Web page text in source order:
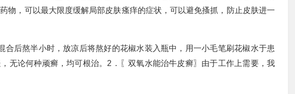
物，可以最大限度缓解局部皮肤瘙痒的症状，可以避免搔抓，防止皮肤进一
合后熬半小时，放凉后将熬好的花椒水装入瓶中，用一小毛笔刷花椒水于患
无论何种顽癣，均可根治。2．〖双氧水能治牛皮癣〗由于工作上需要，我